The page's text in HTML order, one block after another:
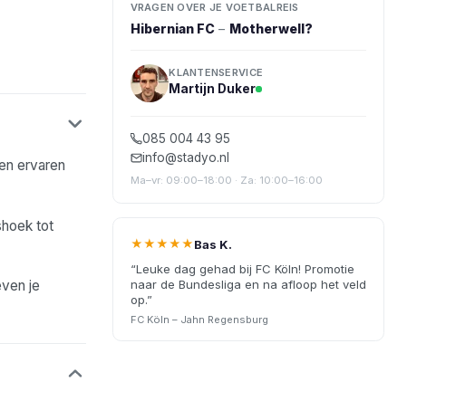
ervaren
tot
je
VRAGEN OVER JE VOETBALREIS
Hibernian FC – Motherwell?
KLANTENSERVICE
Martijn Duker
085 004 43 95
info@stadyo.nl
Ma–vr: 09:00–18:00 · Za: 10:00–16:00
★★★★★Bas K.
“Leuke dag gehad bij FC Köln! Promotie
naar de Bundesliga en na afloop het veld
op.”
FC Köln – Jahn Regensburg